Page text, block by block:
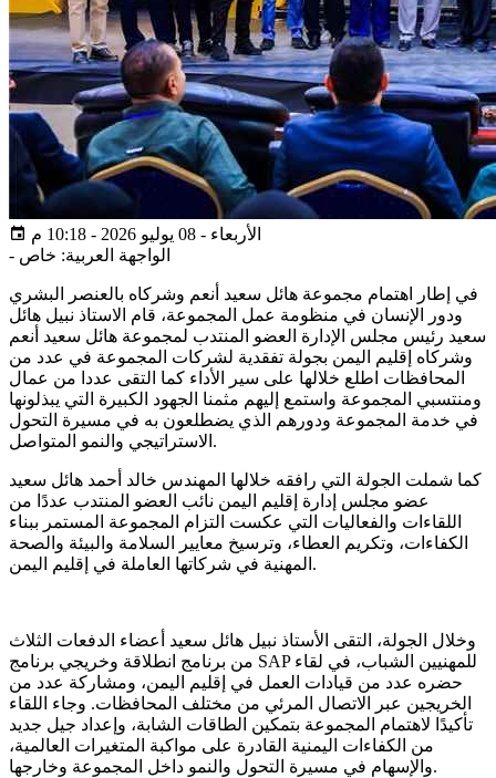
الأربعاء - 08 يوليو 2026 - 10:18 م
- الواجهة العربية: خاص
في إطار اهتمام مجموعة هائل سعيد أنعم وشركاه بالعنصر البشري
ودور الإنسان في منظومة عمل المجموعة، قام الاستاذ نبيل هائل
سعيد رئيس مجلس الإدارة العضو المنتدب لمجموعة هائل سعيد أنعم
وشركاه إقليم اليمن بجولة تفقدية لشركات المجموعة في عدد من
المحافظات اطلع خلالها على سير الأداء كما التقى عددا من عمال
ومنتسبي المجموعة واستمع إليهم مثمنا الجهود الكبيرة التي يبذلونها
في خدمة المجموعة ودورهم الذي يضطلعون به في مسيرة التحول
الاستراتيجي والنمو المتواصل.
كما شملت الجولة التي رافقه خلالها المهندس خالد أحمد هائل سعيد
عضو مجلس إدارة إقليم اليمن نائب العضو المنتدب عددًا من
اللقاءات والفعاليات التي عكست التزام المجموعة المستمر ببناء
الكفاءات، وتكريم العطاء، وترسيخ معايير السلامة والبيئة والصحة
المهنية في شركاتها العاملة في إقليم اليمن.
وخلال الجولة، التقى الأستاذ نبيل هائل سعيد أعضاء الدفعات الثلاث
من برنامج انطلاقة وخريجي برنامج SAP للمهنيين الشباب، في لقاء
حضره عدد من قيادات العمل في إقليم اليمن، ومشاركة عدد من
الخريجين عبر الاتصال المرئي من مختلف المحافظات. وجاء اللقاء
تأكيدًا لاهتمام المجموعة بتمكين الطاقات الشابة، وإعداد جيل جديد
من الكفاءات اليمنية القادرة على مواكبة المتغيرات العالمية،
والإسهام في مسيرة التحول والنمو داخل المجموعة وخارجها.